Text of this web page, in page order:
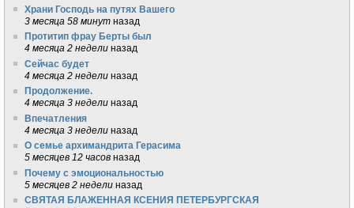
Храни Господь на путях Вашего
3 месяца 58 минут назад
Протитип фрау Берты был
4 месяца 2 недели назад
Сейчас будет
4 месяца 2 недели назад
Продолжение.
4 месяца 3 недели назад
Впечатления
4 месяца 3 недели назад
О семье архимандрита Герасима
5 месяцев 12 часов назад
Почему с эмоциональностью
5 месяцев 2 недели назад
СВЯТАЯ БЛАЖЕННАЯ КСЕНИЯ ПЕТЕРБУРГСКАЯ